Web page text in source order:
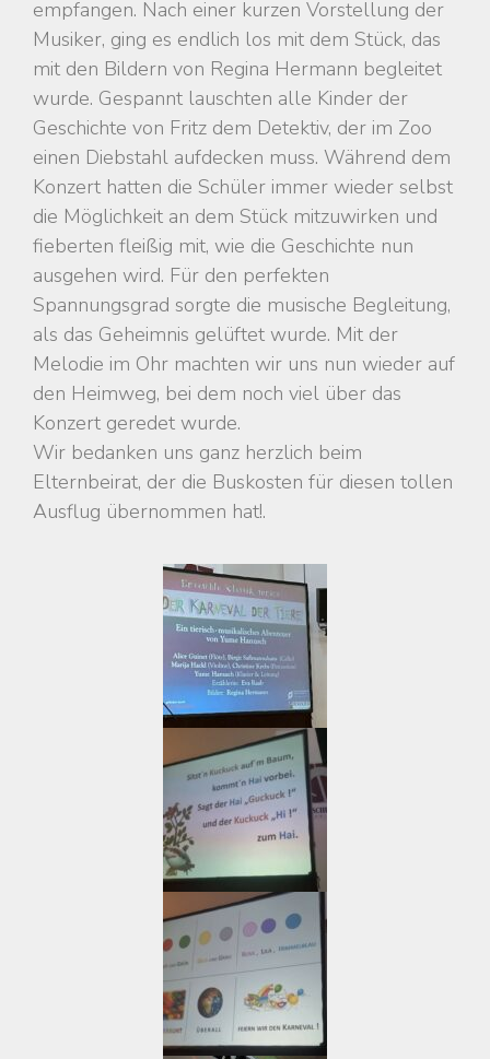
empfangen. Nach einer kurzen Vorstellung der
Musiker, ging es endlich los mit dem Stück, das
mit den Bildern von Regina Hermann begleitet
wurde. Gespannt lauschten alle Kinder der
Geschichte von Fritz dem Detektiv, der im Zoo
einen Diebstahl aufdecken muss. Während dem
Konzert hatten die Schüler immer wieder selbst
die Möglichkeit an dem Stück mitzuwirken und
fieberten fleißig mit, wie die Geschichte nun
ausgehen wird. Für den perfekten
Spannungsgrad sorgte die musische Begleitung,
als das Geheimnis gelüftet wurde. Mit der
Melodie im Ohr machten wir uns nun wieder auf
den Heimweg, bei dem noch viel über das
Konzert geredet wurde.
Wir bedanken uns ganz herzlich beim
Elternbeirat, der die Buskosten für diesen tollen
Ausflug übernommen hat!.